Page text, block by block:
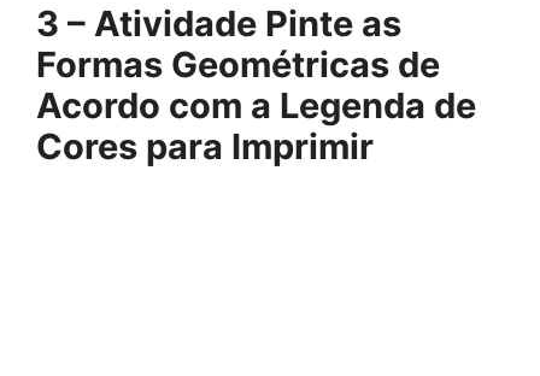
3 – Atividade Pinte as
Formas Geométricas de
Acordo com a Legenda de
Cores para Imprimir